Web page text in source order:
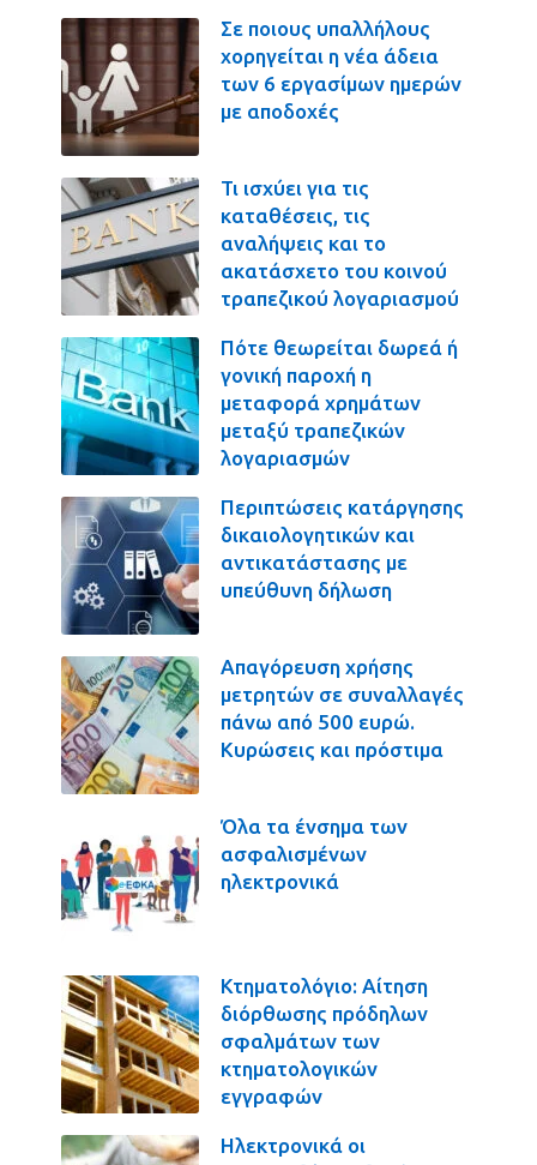
Σε ποιους υπαλλήλους
χορηγείται η νέα άδεια
των 6 εργασίμων ημερών
με αποδοχές
Τι ισχύει για τις
καταθέσεις, τις
αναλήψεις και το
ακατάσχετο του κοινού
τραπεζικού λογαριασμού
Πότε θεωρείται δωρεά ή
γονική παροχή η
μεταφορά χρημάτων
μεταξύ τραπεζικών
λογαριασμών
Περιπτώσεις κατάργησης
δικαιολογητικών και
αντικατάστασης με
υπεύθυνη δήλωση
Απαγόρευση χρήσης
μετρητών σε συναλλαγές
πάνω από 500 ευρώ.
Κυρώσεις και πρόστιμα
Όλα τα ένσημα των
ασφαλισμένων
ηλεκτρονικά
Κτηματολόγιο: Αίτηση
διόρθωσης πρόδηλων
σφαλμάτων των
κτηματολογικών
εγγραφών
Ηλεκτρονικά οι